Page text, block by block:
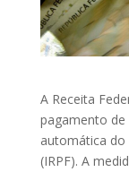
A Receita
pagamento
automática do
(IRPF). A